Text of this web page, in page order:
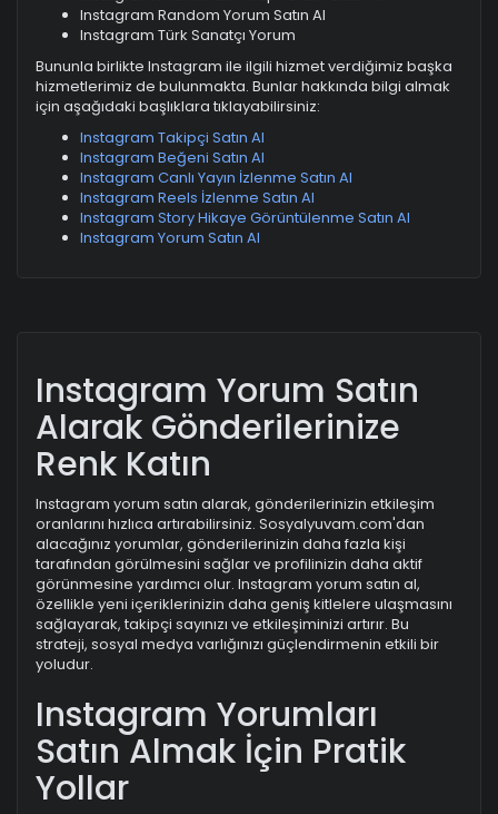
Instagram Random Yorum Satın Al
Instagram Türk Sanatçı Yorum
Bununla birlikte Instagram ile ilgili hizmet verdiğimiz başka
hizmetlerimiz de bulunmakta. Bunlar hakkında bilgi almak
için aşağıdaki başlıklara tıklayabilirsiniz:
Instagram Takipçi Satın Al
Instagram Beğeni Satın Al
Instagram Canlı Yayın İzlenme Satın Al
Instagram Reels İzlenme Satın Al
Instagram Story Hikaye Görüntülenme Satın Al
Instagram Yorum Satın Al
Instagram Yorum Satın
Alarak Gönderilerinize
Renk Katın
Instagram yorum satın alarak, gönderilerinizin etkileşim
oranlarını hızlıca artırabilirsiniz. Sosyalyuvam.com'dan
alacağınız yorumlar, gönderilerinizin daha fazla kişi
tarafından görülmesini sağlar ve profilinizin daha aktif
görünmesine yardımcı olur. Instagram yorum satın al,
özellikle yeni içeriklerinizin daha geniş kitlelere ulaşmasını
sağlayarak, takipçi sayınızı ve etkileşiminizi artırır. Bu
strateji, sosyal medya varlığınızı güçlendirmenin etkili bir
yoludur.
Instagram Yorumları
Satın Almak İçin Pratik
Yollar